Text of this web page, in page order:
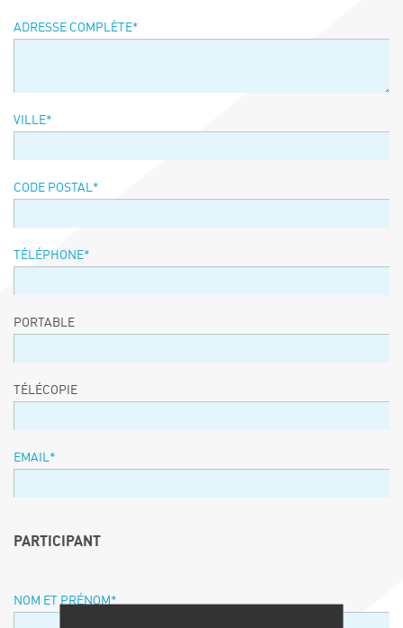
ADRESSE COMPLÈTE*
VILLE*
CODE POSTAL*
TÉLÉPHONE*
PORTABLE
TÉLÉCOPIE
EMAIL *
PARTICIPANT
NOM ET PRÉNOM *